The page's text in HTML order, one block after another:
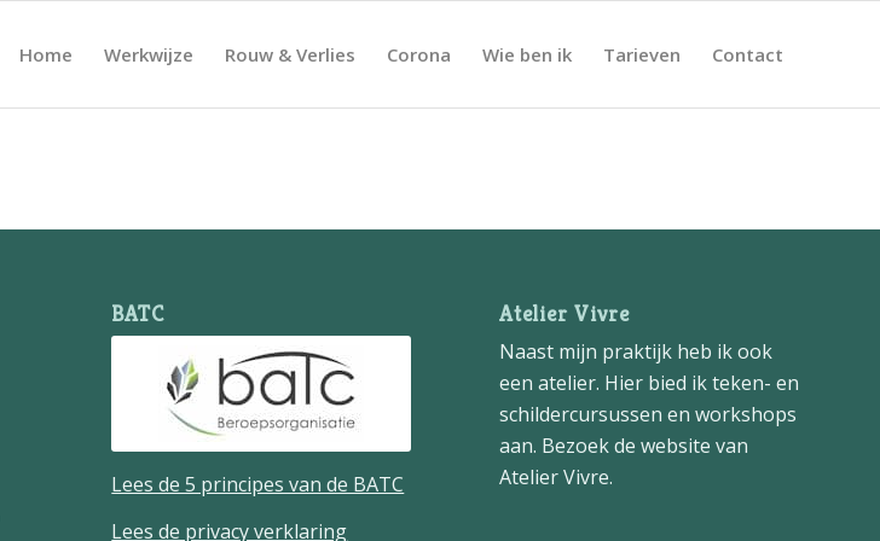
Home Werkwijze Rouw & Verlies Corona Wie ben ik Tarieven Contact
BATC
Lees de 5 principes van de BATC
Lees de privacy verklaring
Atelier Vivre
Naast mijn praktijk heb ik ook
een atelier. Hier bied ik teken- en
schildercursussen en workshops
aan. Bezoek de website van
Atelier Vivre.